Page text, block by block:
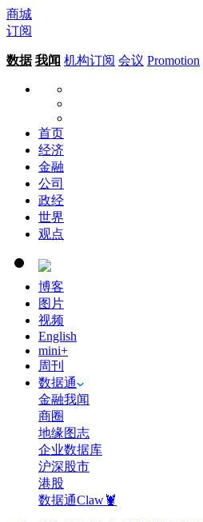
商城
订阅
数据 我闻 机构订阅 会议 Promotion
首页
经济
金融
公司
政经
世界
观点
博客
图片
视频
English
mini+
周刊
数据通
金融我闻
商圈
地缘图志
企业数据库
沪深股市
港股
数据通Claw🦞